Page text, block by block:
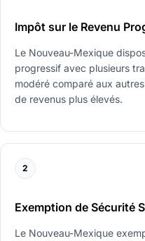
Impôt sur le Revenu
Le Nouveau-Mexique
progressif avec plusieurs
modéré comparé aux
de revenus plus élevés.
2
Exemption de Sécurité
Le Nouveau-Mexique